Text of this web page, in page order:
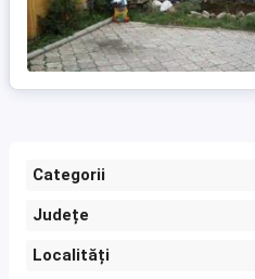
Categorii
Județe
Localități